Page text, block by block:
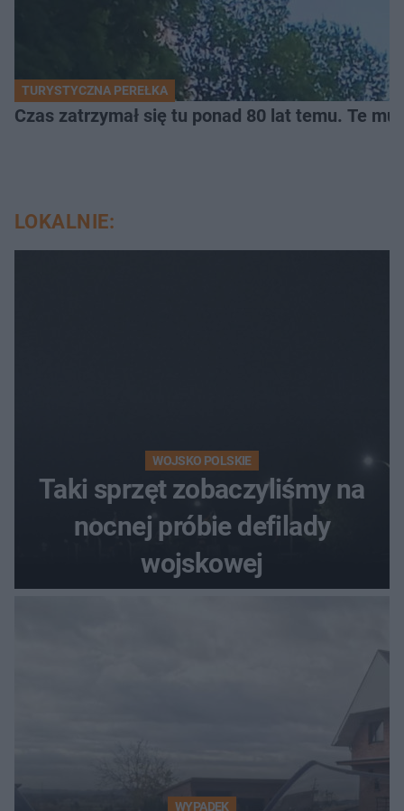
TURYSTYCZNA PEREŁKA
Czas zatrzymał się tu ponad 80 lat temu. Te
LOKALNIE:
WOJSKO POLSKIE
Taki sprzęt zobaczyliśmy na
nocnej próbie defilady
wojskowej
WYPADEK